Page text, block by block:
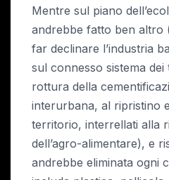
Mentre sul piano
andrebbe fatto ben altro
far declinare l’industria
sul connesso sistema
rottura della
interurbana, al ripristino
territorio, interrellati alla
dell’agro-alimentare), e
andrebbe eliminata ogni